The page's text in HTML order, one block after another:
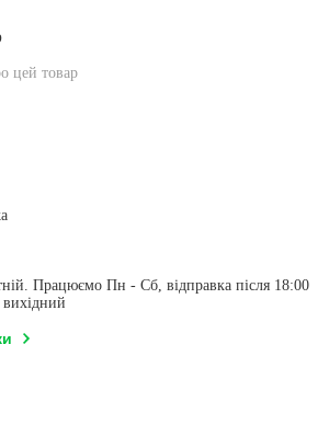
цей товар
Працюємо Пн - Сб, відправка після 18:00